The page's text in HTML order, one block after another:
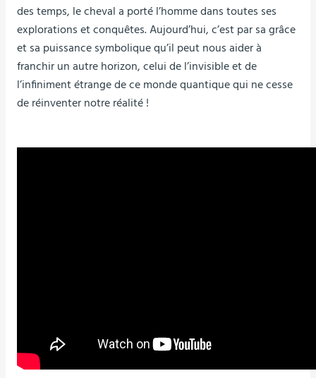
des temps, le cheval a porté l’homme dans toutes ses
explorations et conquêtes. Aujourd’hui, c’est par sa grâce
et sa puissance symbolique qu’il peut nous aider à
franchir un autre horizon, celui de l’invisible et de
l’infiniment étrange de ce monde quantique qui ne cesse
de réinventer notre réalité !